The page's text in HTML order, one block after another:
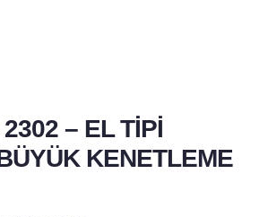
– EL TİPİ
KENETLEME